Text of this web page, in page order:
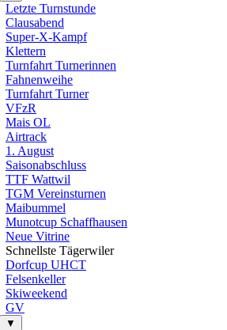
Letzte Turnstunde
Clausabend
Super-X-Kampf
Klettern
Turnfahrt Turnerinnen
Fahnenweihe
Turnfahrt Turner
VFzR
Mais OL
Airtrack
1. August
Saisonabschluss
TTF Wattwil
TGM Vereinsturnen
Maibummel
Munotcup Schaffhausen
Neue Vitrine
Schnellste Tägerwiler
Dorfcup UHCT
Felsenkeller
Skiweekend
GV
▼